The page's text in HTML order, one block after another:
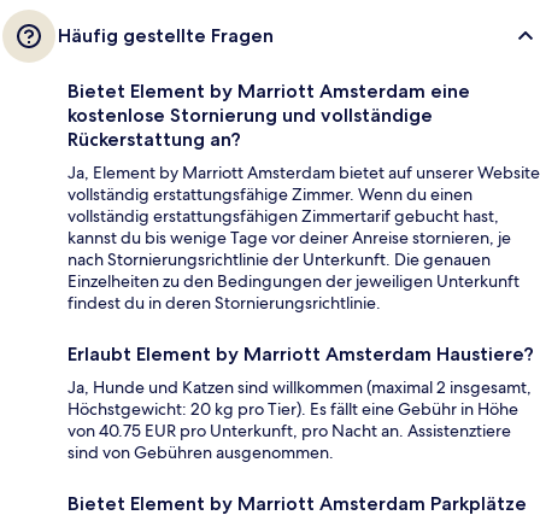
Häufig gestellte Fragen
Bietet Element by Marriott Amsterdam eine
kostenlose Stornierung und vollständige
Rückerstattung an?
Ja, Element by Marriott Amsterdam bietet auf unserer Website
vollständig erstattungsfähige Zimmer. Wenn du einen
vollständig erstattungsfähigen Zimmertarif gebucht hast,
kannst du bis wenige Tage vor deiner Anreise stornieren, je
nach Stornierungsrichtlinie der Unterkunft. Die genauen
Einzelheiten zu den Bedingungen der jeweiligen Unterkunft
findest du in deren Stornierungsrichtlinie.
Erlaubt Element by Marriott Amsterdam Haustiere?
Ja, Hunde und Katzen sind willkommen (maximal 2 insgesamt,
Höchstgewicht: 20 kg pro Tier). Es fällt eine Gebühr in Höhe
von 40.75 EUR pro Unterkunft, pro Nacht an. Assistenztiere
sind von Gebühren ausgenommen.
Bietet Element by Marriott Amsterdam Parkplätze